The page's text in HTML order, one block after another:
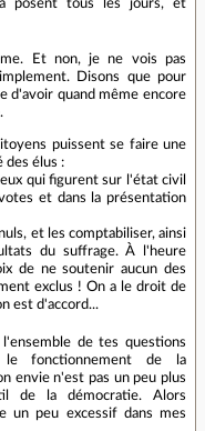
posent tous les jours, et
Et non, je ne vois pas
Disons que pour
d'avoir quand même encore
puissent se faire une
des élus :
qui figurent sur l'état civil
et dans la présentation
et les comptabiliser, ainsi
du suffrage. À l'heure
de ne soutenir aucun des
exclus ! On a le droit de
est d'accord...
de tes questions
fonctionnement de la
envie n'est pas un peu plus
de la démocratie. Alors
un peu excessif dans mes